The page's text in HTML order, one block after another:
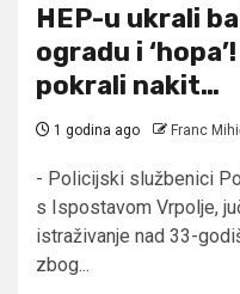
HEP-u ukrali
ogradu i
pokrali nakit…
1 godina ago Franc
- Policijski službenici
s Ispostavom Vrpolje,
istraživanje nad 33-
zbog...